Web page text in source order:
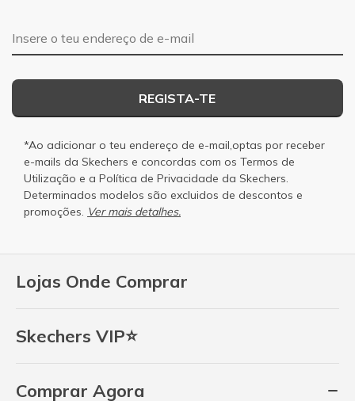
Lojas Onde Comprar
Skechers VIP⭐
Comprar Agora
Endereço de e-mail
REGISTA-TE
*Ao adicionar o teu endereço de e-mail,optas por receber
e-mails da Skechers e concordas com os Termos de
Utilização e a Política de Privacidade da Skechers.
Determinados modelos são excluidos de descontos e
promoções. Ver mais detalhes.